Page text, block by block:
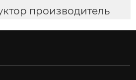
производитель